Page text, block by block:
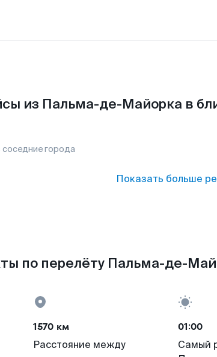
из Пальма-де-Майорка в
соседние города
Показать больше
по перелёту Пальма-де-
1570 км
Расстояние между
01:00
Самый